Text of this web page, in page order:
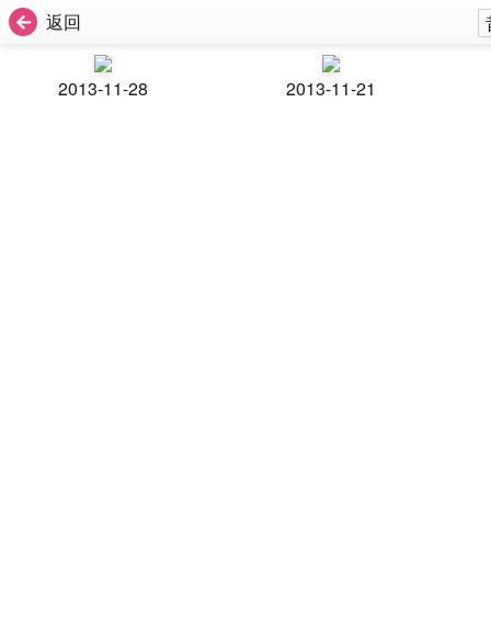
返回
2013-11-28 2013-11-21